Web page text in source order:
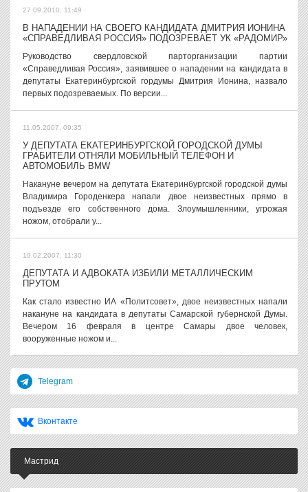
27.09.2010, 11:49
В НАПАДЕНИИ НА СВОЕГО КАНДИДАТА ДМИТРИЯ ИОНИНА
«СПРАВЕДЛИВАЯ РОССИЯ» ПОДОЗРЕВАЕТ УК «РАДОМИР»
Руководство свердловской парторганизации партии
«Справедливая Россия», заявившее о нападении на кандидата в
депутаты Екатеринбургской гордумы Дмитрия Ионина, назвало
первых подозреваемых. По версии...
11.05.2007, 09:35
У ДЕПУТАТА ЕКАТЕРИНБУРГСКОЙ ГОРОДСКОЙ ДУМЫ
ГРАБИТЕЛИ ОТНЯЛИ МОБИЛЬНЫЙ ТЕЛЕФОН И
АВТОМОБИЛЬ BMW
Накануне вечером на депутата Екатеринбургской городской думы
Владимира Городенкера напали двое неизвестных прямо в
подъезде его собственного дома. Злоумышленники, угрожая
ножом, отобрали у...
19.02.2007, 11:30
ДЕПУТАТА И АДВОКАТА ИЗБИЛИ МЕТАЛЛИЧЕСКИМ
ПРУТОМ
Как стало известно ИА «Политсовет», двое неизвестных напали
накануне на кандидата в депутаты Самарской губернской Думы.
Вечером 16 февраля в центре Самары двое человек,
вооруженные ножом и...
Telegram
Вконтакте
Мастрид